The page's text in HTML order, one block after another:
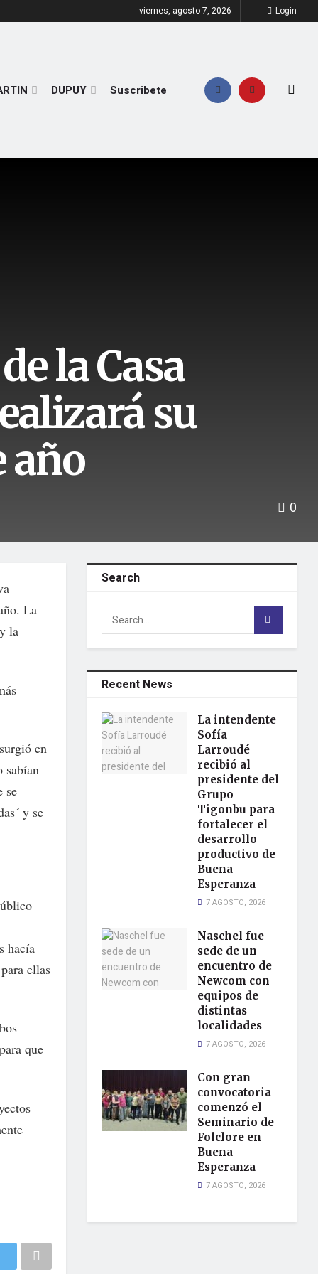
viernes, agosto 7, 2026 Login
DUPUY Suscribete
la Casa
su
año
0
La
la
en
sabían
se
y se
hacía
ellas
que
Search
Recent News
La intendente
Sofía
Larroudé
recibió al
presidente del
Grupo
Tigonbu para
fortalecer el
desarrollo
productivo de
Buena
Esperanza
7 AGOSTO, 2026
Naschel fue
sede de un
encuentro de
Newcom con
equipos de
distintas
localidades
7 AGOSTO, 2026
Con gran
convocatoria
comenzó el
Seminario de
Folclore en
Buena
Esperanza
7 AGOSTO, 2026